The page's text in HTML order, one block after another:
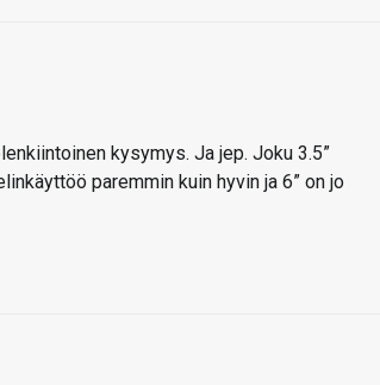
kysymys. Ja jep. Joku 3.5”
paremmin kuin hyvin ja 6” on jo